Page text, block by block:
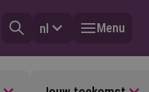
nl Menu